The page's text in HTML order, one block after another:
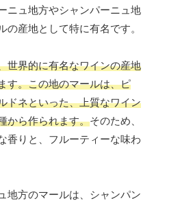
ニュ地方やシャンパーニュ地
の産地として特に有名です。
世界的に有名なワインの産地
す。この地のマールは、ピ
ドネといった、上質なワイン
から作られます。そのため、
香りと、フルーティーな味わ
地方のマールは、シャンパン